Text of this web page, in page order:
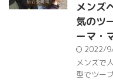
メンズ
気のツ
ーマ・
2022/
メンズで
型でツー